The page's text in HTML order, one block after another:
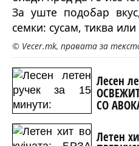
За уште подобар
семки: сусам, тиква
© Vecer.mk, правата за
Лесен
СО
Летен